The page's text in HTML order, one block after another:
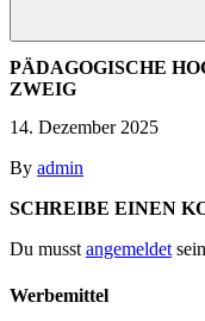
PÄDAGOGISCHE
ZWEIG
14. Dezember 2025
By admin
SCHREIBE EINEN
Du musst angemeldet
Werbemittel